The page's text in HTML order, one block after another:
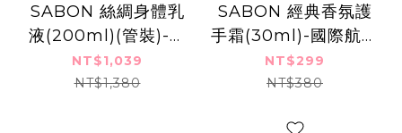
SABON 絲綢身體乳
液(200ml)(管裝)-國
際航空版
NT$1,039
NT$1,380
SABON 經典香氛護
手霜(30ml)-國際航空
版
NT$299
NT$380